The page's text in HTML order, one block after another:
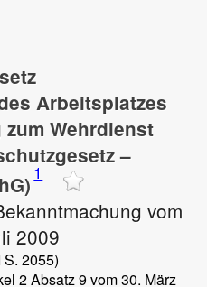
Arbeitsplatzes
Wehrdienst
–
1
vom
2009
S. 2055)
2 Absatz 9 vom 30. März